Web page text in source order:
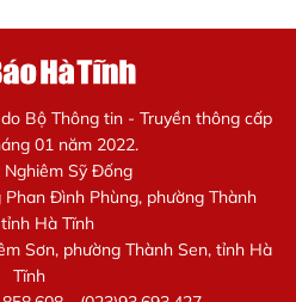
Bộ Thông tin - Truyền thông cấp
01 năm 2022.
Nghiêm Sỹ Đống
Phan Đình Phùng, phường Thành
Hà Tĩnh
Sơn, phường Thành Sen, tỉnh Hà
Tĩnh